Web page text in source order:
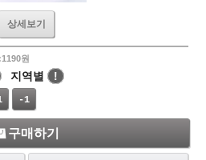
상세보기
원
지역별
!
-1
구매하기